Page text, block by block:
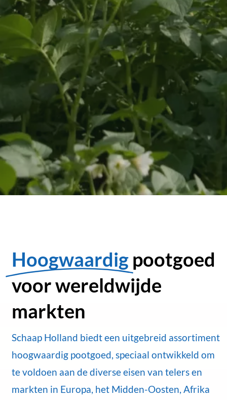
Hoogwaardig pootgoed
voor wereldwijde
markten
Schaap Holland biedt een uitgebreid assortiment
hoogwaardig pootgoed, speciaal ontwikkeld om
te voldoen aan de diverse eisen van telers en
markten in Europa, het Midden-Oosten, Afrika